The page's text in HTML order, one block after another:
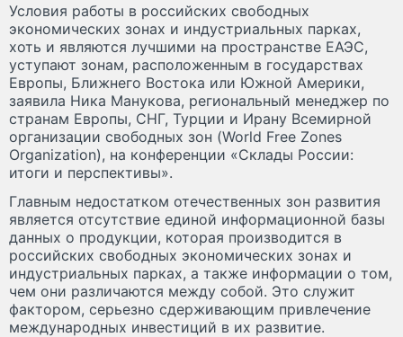
Условия работы в российских свободных
экономических зонах и индустриальных парках,
хоть и являются лучшими на пространстве ЕАЭС,
уступают зонам, расположенным в государствах
Европы, Ближнего Востока или Южной Америки,
заявила Ника Манукова, региональный менеджер по
странам Европы, СНГ, Турции и Ирану Всемирной
организации свободных зон (World Free Zones
Organization), на конференции «Склады России:
итоги и перспективы».
Главным недостатком отечественных зон развития
является отсутствие единой информационной базы
данных о продукции, которая производится в
российских свободных экономических зонах и
индустриальных парках, а также информации о том,
чем они различаются между собой. Это служит
фактором, серьезно сдерживающим привлечение
международных инвестиций в их развитие.